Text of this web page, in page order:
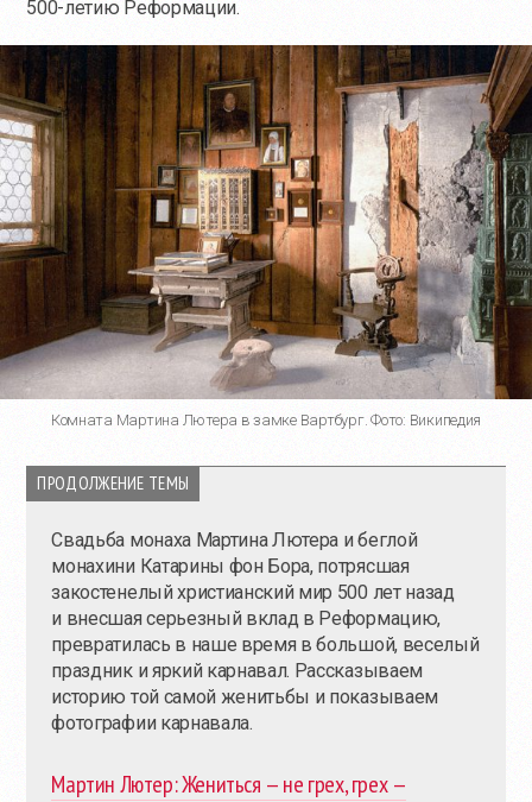
500-летию Реформации.
Комната Мартина Лютера в замке Вартбург. Фото: Википедия
ПРОДОЛЖЕНИЕ ТЕМЫ
Свадьба монаха Мартина Лютера и беглой
монахини Катарины фон Бора, потрясшая
закостенелый христианский мир 500 лет назад
и внесшая серьезный вклад в Реформацию,
превратилась в наше время в большой, веселый
праздник и яркий карнавал. Рассказываем
историю той самой женитьбы и показываем
фотографии карнавала.
Мартин Лютер: Жениться — не грех, грех —